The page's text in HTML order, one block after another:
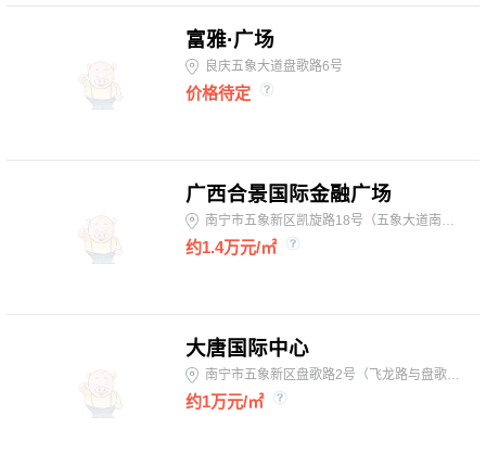
万方，含甲级写字楼、酒店、公寓、购物中心等
富雅·广场
良庆五象大道盘歌路6号
价格待定
广西合景国际金融广场
南宁市五象新区凯旋路18号（五象大道南侧）
约1.4万元/㎡
大唐国际中心
南宁市五象新区盘歌路2号（飞龙路与盘歌路交汇处）
约1万元/㎡